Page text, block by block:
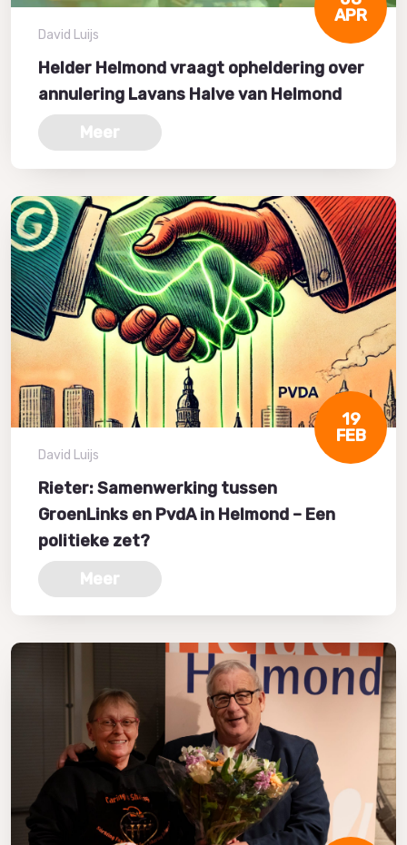
APR
David Luijs
Helder Helmond vraagt opheldering over
annulering Lavans Halve van Helmond
Meer
19
FEB
David Luijs
Rieter: Samenwerking tussen
GroenLinks en PvdA in Helmond – Een
politieke zet?
Meer